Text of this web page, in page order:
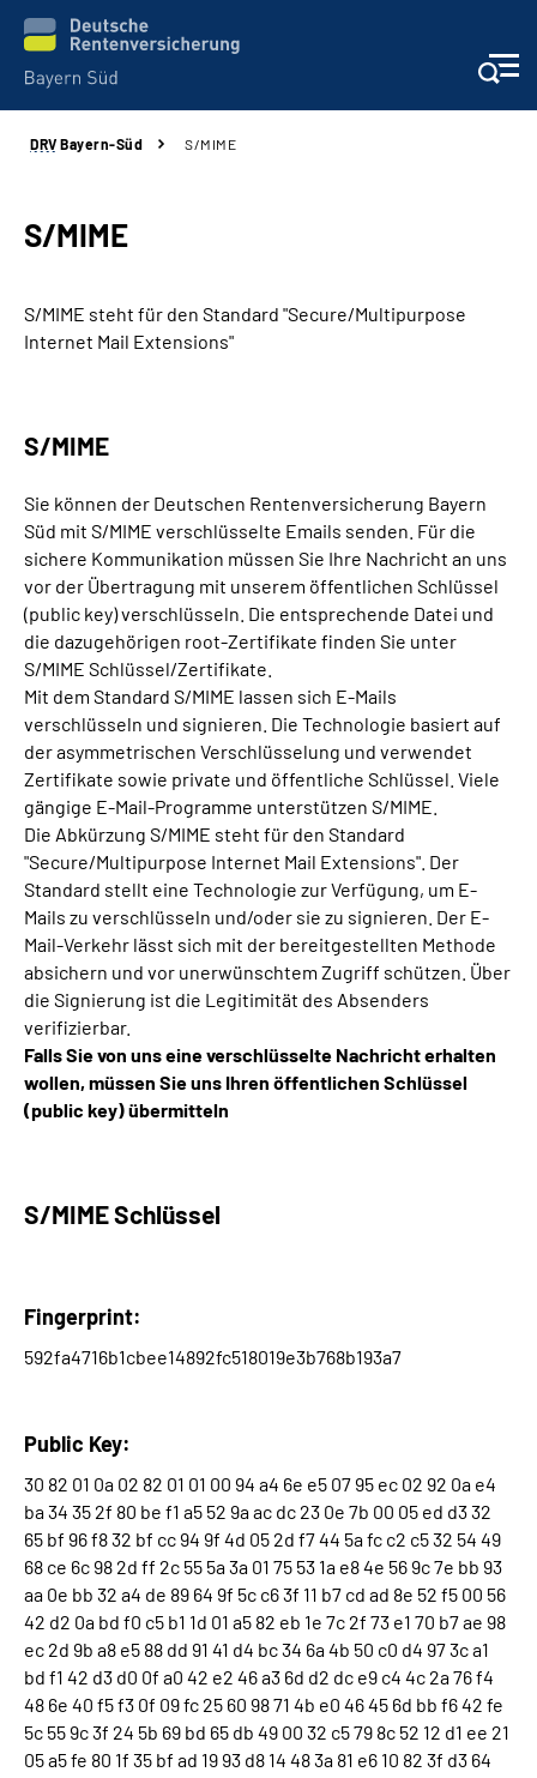
Beratung und Kontakt
Karriere
Leichte Sprache
Suche
Mein Kundenportal
DRV Bayern-Süd S/MIME
S/MIME
S/MIME steht für den Standard "Secure/Multipurpose
Internet Mail Extensions"
S/MIME
Sie können der Deutschen Rentenversicherung Bayern
Süd mit S/MIME verschlüsselte Emails senden. Für die
sichere Kommunikation müssen Sie Ihre Nachricht an uns
vor der Übertragung mit unserem öffentlichen Schlüssel
(public key) verschlüsseln. Die entsprechende Datei und
die dazugehörigen root-Zertifikate finden Sie unter
S/MIME Schlüssel/Zertifikate.
Mit dem Standard S/MIME lassen sich E-Mails
verschlüsseln und signieren. Die Technologie basiert auf
der asymmetrischen Verschlüsselung und verwendet
Zertifikate sowie private und öffentliche Schlüssel. Viele
gängige E-Mail-Programme unterstützen S/MIME.
Die Abkürzung S/MIME steht für den Standard
"Secure/Multipurpose Internet Mail Extensions". Der
Standard stellt eine Technologie zur Verfügung, um E-
Mails zu verschlüsseln und/oder sie zu signieren. Der E-
Mail-Verkehr lässt sich mit der bereitgestellten Methode
absichern und vor unerwünschtem Zugriff schützen. Über
die Signierung ist die Legitimität des Absenders
verifizierbar.
Falls Sie von uns eine verschlüsselte Nachricht erhalten
wollen, müssen Sie uns Ihren öffentlichen Schlüssel
(public key) übermitteln
S/MIME Schlüssel
Fingerprint:
592fa4716b1cbee14892fc518019e3b768b193a7
Public Key:
30 82 01 0a 02 82 01 01 00 94 a4 6e e5 07 95 ec 02 92 0a e4
ba 34 35 2f 80 be f1 a5 52 9a ac dc 23 0e 7b 00 05 ed d3 32
65 bf 96 f8 32 bf cc 94 9f 4d 05 2d f7 44 5a fc c2 c5 32 54 49
68 ce 6c 98 2d ff 2c 55 5a 3a 01 75 53 1a e8 4e 56 9c 7e bb 93
aa 0e bb 32 a4 de 89 64 9f 5c c6 3f 11 b7 cd ad 8e 52 f5 00 56
42 d2 0a bd f0 c5 b1 1d 01 a5 82 eb 1e 7c 2f 73 e1 70 b7 ae 98
ec 2d 9b a8 e5 88 dd 91 41 d4 bc 34 6a 4b 50 c0 d4 97 3c a1
bd f1 42 d3 d0 0f a0 42 e2 46 a3 6d d2 dc e9 c4 4c 2a 76 f4
48 6e 40 f5 f3 0f 09 fc 25 60 98 71 4b e0 46 45 6d bb f6 42 fe
5c 55 9c 3f 24 5b 69 bd 65 db 49 00 32 c5 79 8c 52 12 d1 ee 21
05 a5 fe 80 1f 35 bf ad 19 93 d8 14 48 3a 81 e6 10 82 3f d3 64